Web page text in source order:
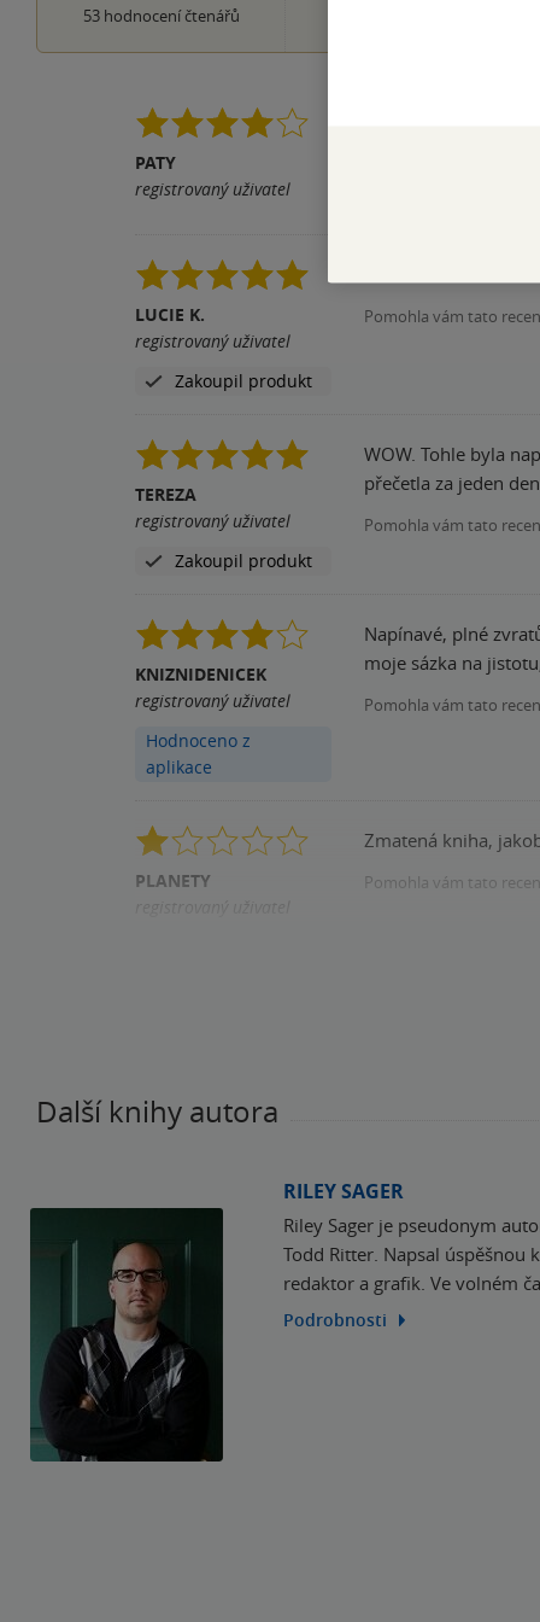
53hodnocení čtenářů
PATY
registrovaný uživatel
Autor nezklamal a
LUCIE K.
registrovaný uživatel
Zakoupil produkt
Kniha se mi moc
Pomohla vám tato
TEREZA
registrovaný uživatel
Zakoupil produkt
WOW. Tohle byla
přečetla za jeden
Pomohla vám tato
KNIZNIDENICEK
registrovaný uživatel
Hodnoceno z
aplikace
Napínavé, plné
moje sázka na
Pomohla vám tato
PLANETY
Zmatená kniha,
Pomohla vám tato
Další knihy autora
RILEY SAGER
Riley Sager je pseudonym
Todd Ritter. Napsal úspěšnou
redaktor a grafik. Ve volném
Podrobnosti